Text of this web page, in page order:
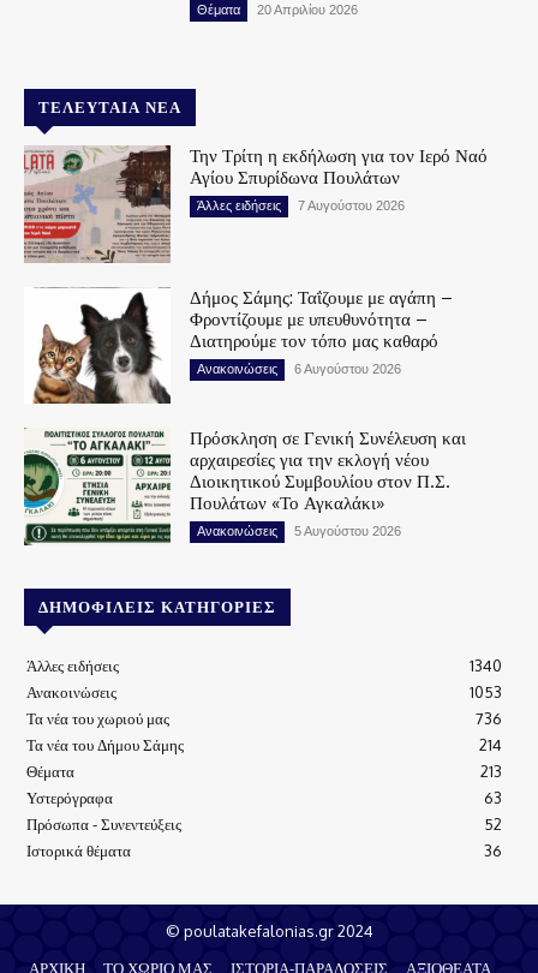
Θέματα 20 Απριλίου 2026
ΤΕΛΕΥΤΑΊΑ ΝΈΑ
Την Τρίτη η εκδήλωση για τον Ιερό Ναό
Αγίου Σπυρίδωνα Πουλάτων
Άλλες ειδήσεις 7 Αυγούστου 2026
Δήμος Σάμης: Ταΐζουμε με αγάπη –
Φροντίζουμε με υπευθυνότητα –
Διατηρούμε τον τόπο μας καθαρό
Ανακοινώσεις 6 Αυγούστου 2026
Πρόσκληση σε Γενική Συνέλευση και
αρχαιρεσίες για την εκλογή νέου
Διοικητικού Συμβουλίου στον Π.Σ.
Πουλάτων «Το Αγκαλάκι»
Ανακοινώσεις 5 Αυγούστου 2026
ΔΗΜΟΦΙΛΕΊΣ ΚΑΤΗΓΟΡΊΕΣ
Άλλες ειδήσεις
1340
Ανακοινώσεις
1053
Τα νέα του χωριού μας
736
Τα νέα του Δήμου Σάμης
214
Θέματα
213
Υστερόγραφα
63
Πρόσωπα - Συνεντεύξεις
52
Ιστορικά θέματα
36
© poulatakefalonias.gr 2024
ΑΡΧΙΚΗ
ΤΟ ΧΩΡΙΟ ΜΑΣ ΙΣΤΟΡΙΑ-ΠΑΡΑΔΟΣΕΙΣ ΑΞΙΟΘΕΑΤΑ